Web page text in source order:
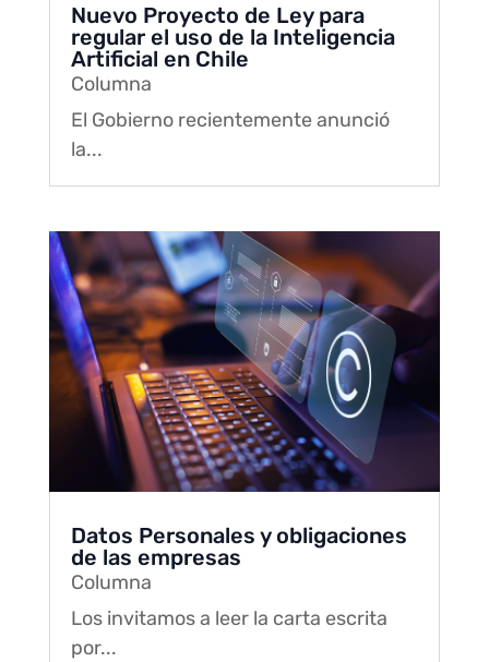
Nuevo Proyecto de Ley para
regular el uso de la Inteligencia
Artificial en Chile
Columna
El Gobierno recientemente anunció
la...
Datos Personales y obligaciones
de las empresas
Columna
Los invitamos a leer la carta escrita
por...